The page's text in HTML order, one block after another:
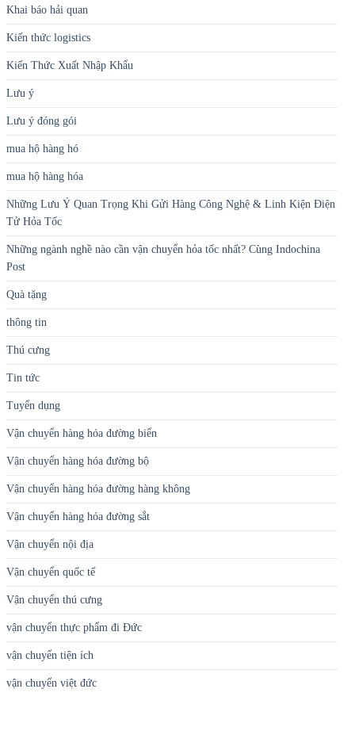
Khai báo hải quan
Kiến thức logistics
Kiến Thức Xuất Nhập Khẩu
Lưu ý
Lưu ý đóng gói
mua hộ hàng hó
mua hộ hàng hóa
Những Lưu Ý Quan Trọng Khi Gửi Hàng Công Nghệ & Linh Kiện Điện
Tử Hỏa Tốc
Những ngành nghề nào cần vận chuyển hỏa tốc nhất? Cùng Indochina
Post
Quà tặng
thông tin
Thú cưng
Tin tức
Tuyển dụng
Vận chuyển hàng hóa đường biển
Vận chuyển hàng hóa đường bộ
Vận chuyển hàng hóa đường hàng không
Vận chuyển hàng hóa đường sắt
Vận chuyển nội địa
Vận chuyển quốc tế
Vận chuyển thú cưng
vận chuyển thực phẩm đi Đức
vận chuyển tiện ích
vận chuyển việt đức